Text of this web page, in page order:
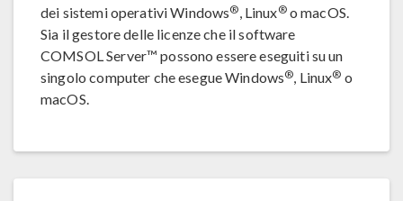
dei sistemi operativi Windows®, Linux®o macOS.
Sia il gestore delle licenze che il software
COMSOL Server™ possono essere eseguiti su un
singolo computer che esegue Windows®, Linux® o
macOS.